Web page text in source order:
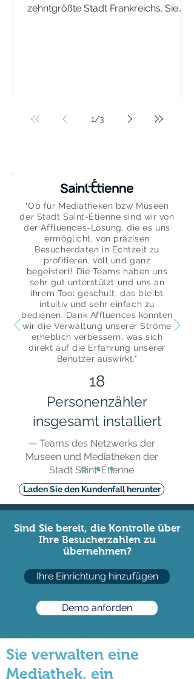
zehntgrößte Stadt Frankreichs. Sie
1/3
"Ob für Mediatheken bzw Museen
der Stadt Saint-Étienne sind wir von
der Affluences-Lösung, die es uns
ermöglicht, von präzisen
Besucherdaten in Echtzeit zu
profitieren, voll und ganz
begeistert! Die Teams haben uns
sehr gut unterstützt und uns an
ihrem Tool geschult, das bleibt
intuitiv und sehr einfach zu
bedienen. Dank Affluences konnten
wir die Verwaltung unserer Ströme
erheblich verbessern, was sich
direkt auf die Erfahrung unserer
Benutzer auswirkt."
18
Personenzähler
insgesamt installiert
— Teams des Netzwerks der
Museen und Mediatheken der
Stadt Saint-Étienne
Laden Sie den Kundenfall herunter
Sind Sie bereit, die Kontrolle über
Ihre Besucherzahlen zu
übernehmen?
Ihre Einrichtung hinzufügen
Demo anforden
Sie verwalten eine
Mediathek, ein